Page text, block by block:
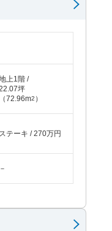
上1階 /
坪
（72.96m2 ）
ステーキ / 270万円
－